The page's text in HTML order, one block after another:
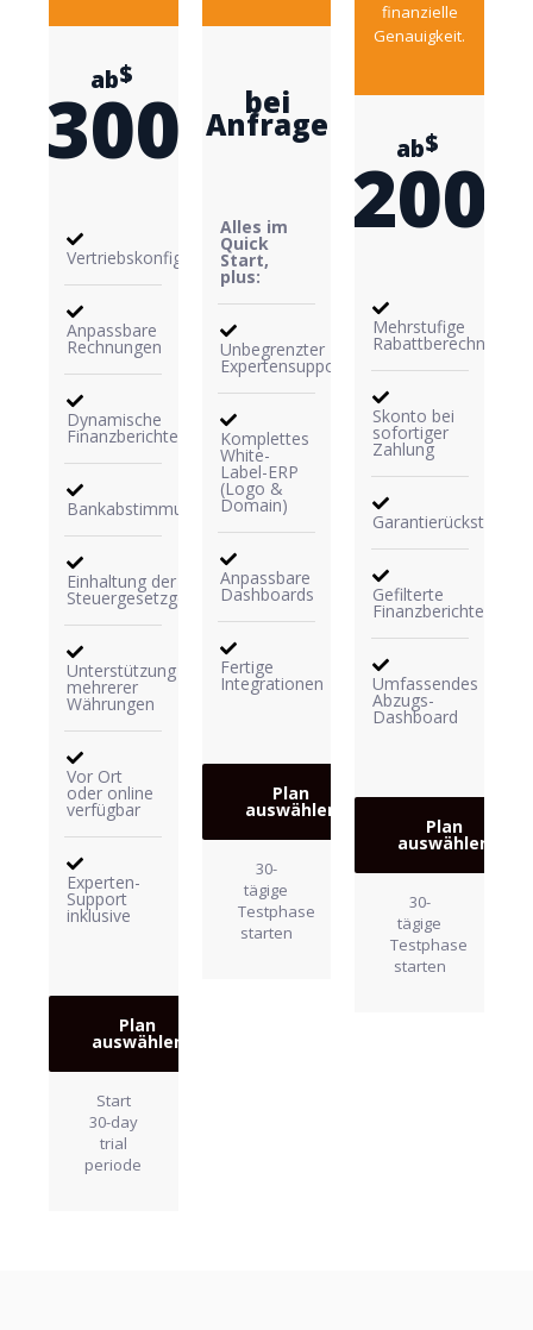
$
300
Vertriebskonfiguration
Anpassbare
Rechnungen
Dynamische
Finanzberichte
Bankabstimmung
Einhaltung der
Steuergesetzgebung
Unterstützung
mehrerer
Währungen
Vor Ort
oder online
verfügbar
Experten-
Support
inklusive
Plan
auswählen
Start
30-day
trial
periode
bei
Anfrage
Alles im
Quick
Start,
plus:
Unbegrenzter
Expertensupport
Komplettes
White-
Label-ERP
(Logo &
Domain)
Anpassbare
Dashboards
Fertige
Integrationen
Plan
auswählen
30-
tägige
Testphase
starten
finanzielle
Genauigkeit.
$
200
Mehrstufige
Rabattberechnung
Skonto bei
sofortiger
Zahlung
Gefilterte
Umfassendes
Abzugs-
Dashboard
Plan
auswählen
30-
tägige
Testphase
starten